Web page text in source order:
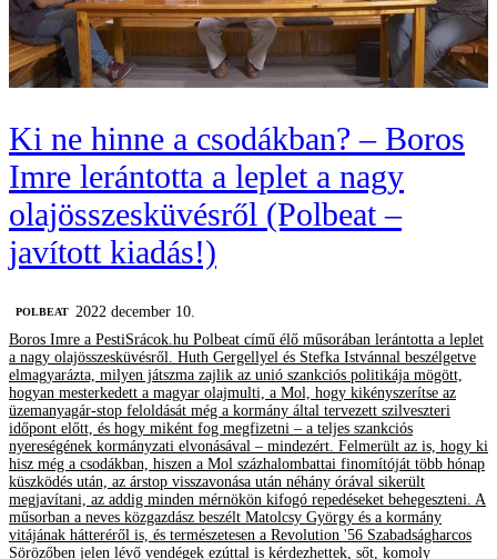
Ki ne hinne a csodákban? – Boros
Imre lerántotta a leplet a nagy
olajösszesküvésről (Polbeat –
javított kiadás!)
‎POLBEAT
2022 december 10.
Boros Imre a PestiSrácok.hu Polbeat című élő műsorában lerántotta a leplet
a nagy olajösszesküvésről. Huth Gergellyel és Stefka Istvánnal beszélgetve
elmagyarázta, milyen játszma zajlik az unió szankciós politikája mögött,
hogyan mesterkedett a magyar olajmulti, a Mol, hogy kikényszerítse az
üzemanyagár-stop feloldását még a kormány által tervezett szilveszteri
időpont előtt, és hogy miként fog megfizetni – a teljes szankciós
nyereségének kormányzati elvonásával – mindezért. Felmerült az is, hogy ki
hisz még a csodákban, hiszen a Mol százhalombattai finomítóját több hónap
küszködés után, az árstop visszavonása után néhány órával sikerült
megjavítani, az addig minden mérnökön kifogó repedéseket behegeszteni. A
műsorban a neves közgazdász beszélt Matolcsy György és a kormány
vitájának hátteréről is, és természetesen a Revolution '56 Szabadságharcos
Sörözőben jelen lévő vendégek ezúttal is kérdezhettek, sőt, komoly